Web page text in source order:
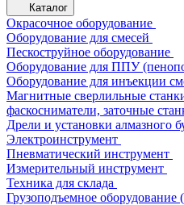
Каталог
Окрасочное оборудование
Оборудование для смесей
Пескоструйное оборудование
Оборудование для ППУ
Оборудование для инъекции
Магнитные сверлильные
фаскосниматели, заточные
Дрели и установки алмазного
Электроинструмент
Пневматический инструмент
Измерительный инструмент
Техника для склада
Грузоподъемное оборудование